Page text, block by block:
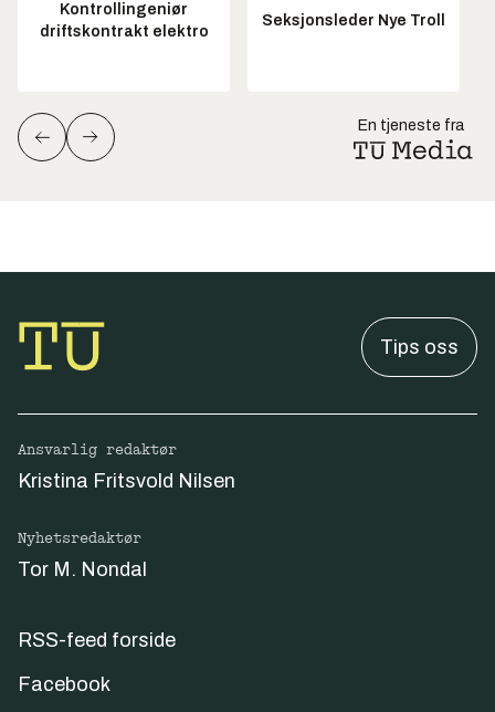
Kontrollingeniør
driftskontrakt elektro
Seksjonsleder Nye Troll
En tjeneste fra
Tips oss
Ansvarlig redaktør
Kristina Fritsvold Nilsen
Nyhetsredaktør
Tor M. Nondal
RSS-feed forside
Facebook